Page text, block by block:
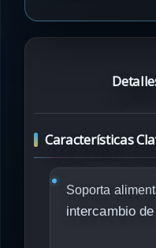
Características
Soporta
intercambio